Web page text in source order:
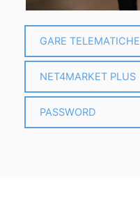
GARE TELEMATICHE
NET4MARKET PLUS
PASSWORD